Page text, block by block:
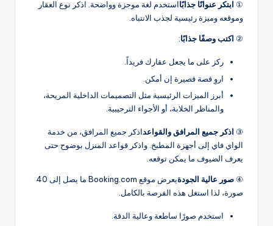
① ابتكر عنوانًا جذابًااستخدم لغة موجزة وواضحة. اذكر نوع العقار
وموقعه وميزة رئيسية لجذب الانتباه.
② اكتب وصفًا جذابًا:
ركز على ما يجعل عقارك فريداً.
اروِ قصة قصيرة إن أمكن.
أبرز الميزات الرئيسية مثل التصميمات الداخلية المريحة،
والمناظر الخلابة، أو الأجواء الترحيبية.
③ اذكر جميع المرافق والقواعداذكر جميع المرافق، من خدمة
الواي فاي إلى أجهزة المطبخ. واذكر قواعد المنزل بوضوح حتى
يعرف الضيوف ما يمكن توقعه.
④ صور عالية الجودة
يعرض موقع Booking.com ما يصل إلى 40
صورة، لذا استغل هذه الفرصة بالكامل.
استخدم صورًا ساطعة وعالية الدقة.